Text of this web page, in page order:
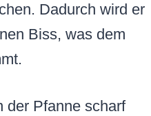
Dadurch wird er
Biss, was dem
der Pfanne scharf